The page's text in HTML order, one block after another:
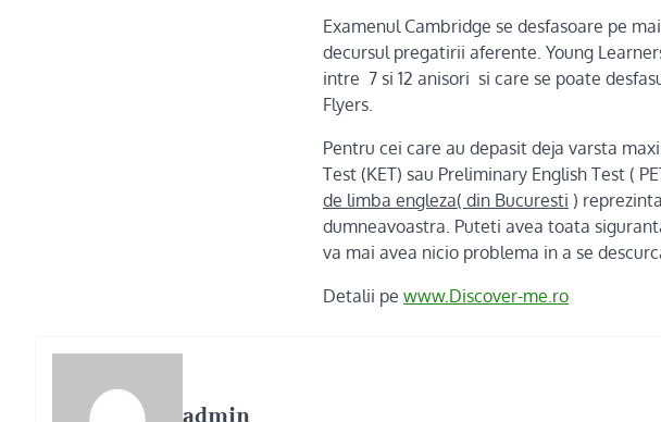
Examenul Cambridge se desfasoare pe
decursul pregatirii aferente. Young
intre 7 si 12 anisori si care se poate
Flyers.
Pentru cei care au depasit deja varsta
Test (KET) sau Preliminary English Test (
de limba engleza( din Bucuresti )
dumneavoastra. Puteti avea toata
va mai avea nicio problema in a se
Detalii pe www.Discover-me.ro
admin